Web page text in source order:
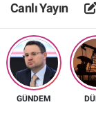
Canlı Yayın
GÜNDEM
TV 5